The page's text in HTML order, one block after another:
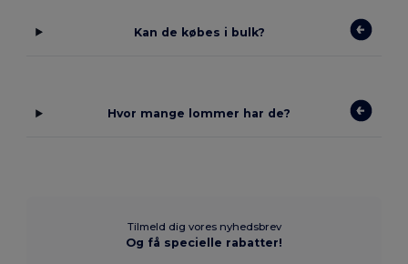
Kan de købes i bulk?
Hvor mange lommer har de?
Tilmeld dig vores nyhedsbrev
Og få specielle rabatter!